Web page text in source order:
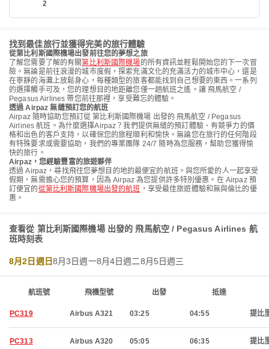
2
找到最佳旅行並獲得完美的旅行體驗
從第比利斯國際機場出發前往您的夢想之旅
了解您需要了解的有關第比利斯國際機場的所有資訊並輕鬆開始您的下一次冒
險。無論是前往浪漫的城市度假，探索充滿文化的充滿活力的城市中心，還是
在寧靜的海灘上放鬆身心，每種類型的旅客都能找到自己想要的東西。一系列
的選擇觸手可及，您的理想目的地距離您僅一趟航班之遙。讓 飛馬航空 /
Pegasus Airlines 帶您前往那裡，享受難忘的體驗。
透過 Airpaz 無縫預訂您的航班
Airpaz 隨時協助您預訂從 第比利斯國際機場 出發的 飛馬航空 / Pegasus
Airlines 航班。為什麼選擇Airpaz？我們提供無縫的預訂體驗、有競爭力的價
格和出色的客戶支持，以確保您的旅程順利和愉快。無論您在旅行的任何階段
有特殊要求或需要協助，我們的專業團隊 24/7 隨時為您服務，幫助您獲得愉
快的旅行。
Airpaz，您經驗豐富的旅遊夥伴
透過 Airpaz，尋找飛往您夢想目的地的最便宜的航班。與您所愛的人一起享受
假期，無需擔心您的預算，因為 Airpaz 為您提供許多特別優惠。在 Airpaz 預
訂便宜的從第比利斯國際機場出發的航班 ，享受最佳旅遊體驗和無與倫比的優
惠。
查看從 第比利斯國際機場 出發的 飛馬航空 / Pegasus Airlines 航
班時刻表
8月2日週日8月3日週一8月4日週二8月5日週三
航班號 飛機型號 出發 抵達
PC319 Airbus A321 03:25 04:55 提比
PC313 Airbus A320 05:05 06:35 提比